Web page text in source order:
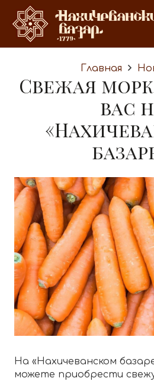
Главная
Свежая
вас
На «Нахичеванском
можете приобрести